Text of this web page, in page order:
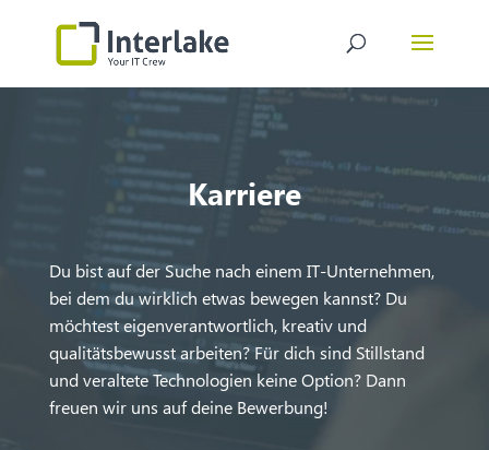
Karriere
Du bist auf der Suche nach einem IT-Unternehmen,
bei dem du wirklich etwas bewegen kannst? Du
möchtest eigenverantwortlich, kreativ und
qualitätsbewusst arbeiten? Für dich sind Stillstand
und veraltete Technologien keine Option? Dann
freuen wir uns auf deine Bewerbung!